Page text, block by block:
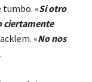
tumbo. «Si otro
ciertamente
«No nos